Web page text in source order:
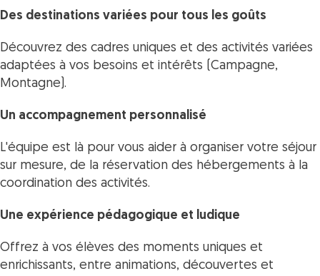
Des destinations variées pour tous les goûts
Découvrez des cadres uniques et des activités variées
adaptées à vos besoins et intérêts (Campagne,
Montagne).
Un accompagnement personnalisé
L'équipe est là pour vous aider à organiser votre séjour
sur mesure, de la réservation des hébergements à la
coordination des activités.
Une expérience pédagogique et ludique
Offrez à vos élèves des moments uniques et
enrichissants, entre animations, découvertes et